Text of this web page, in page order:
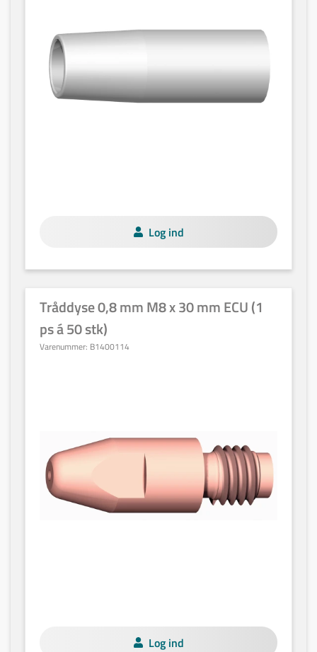
Log ind
Tråddyse 0,8 mm M8 x 30 mm ECU (1
ps á 50 stk)
Varenummer: B1400114
Log ind